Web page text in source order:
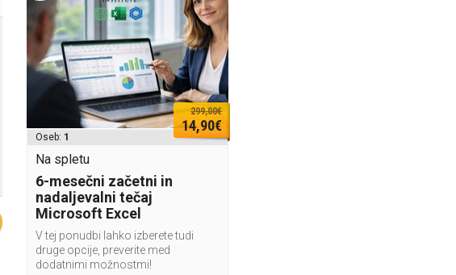
299,00€
14,90€
Oseb: 1
Na spletu
6-mesečni začetni in
nadaljevalni tečaj
Microsoft Excel
V tej ponudbi lahko izberete tudi
druge opcije, preverite med
dodatnimi možnostmi!